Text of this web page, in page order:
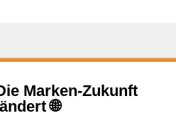
Marken-Zukunft
🌐